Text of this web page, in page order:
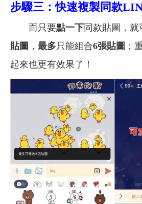
步驟三：快速複製同款
而只要點一下 同款貼圖，就
貼圖 ， 最多只能組合6張貼圖 ；
起來也更有效果了！